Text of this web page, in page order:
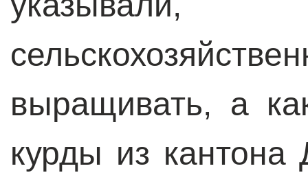
выращивать, а
курды из